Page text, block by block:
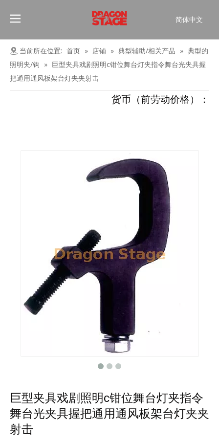
简体中文
Pусский
Español
العربية
English
当前所在位置: 首页 » 店铺 » 典型辅助/相关产品 » 典型的
照明夹/钩 » 巨型夹具戏剧照明c钳位舞台灯夹指令舞台光夹具握
把通用通风板架台灯夹夹射击
货币（前劳动价格）：
巨型夹具戏剧照明c钳位舞台灯夹指令
舞台光夹具握把通用通风板架台灯夹夹
射击